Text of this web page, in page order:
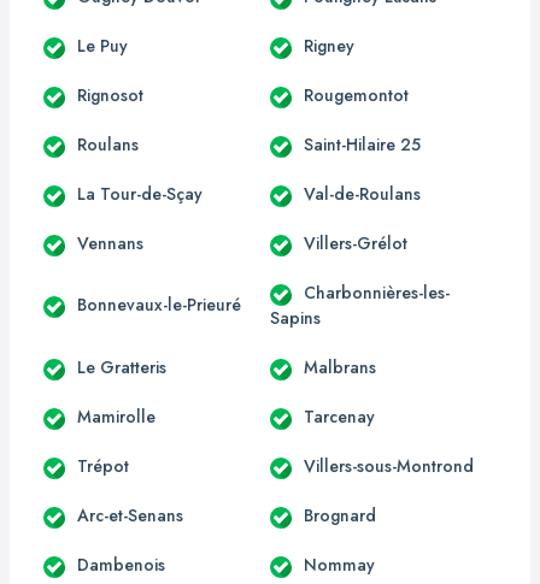
Le Puy Rigney
Rignosot Rougemontot
Roulans Saint-Hilaire 25
La Tour-de-Sçay Val-de-Roulans
Vennans Villers-Grélot
Bonnevaux-le-Prieuré
Charbonnières-les-
Sapins
Le Gratteris Malbrans
Mamirolle Tarcenay
Trépot Villers-sous-Montrond
Arc-et-Senans Brognard
Dambenois Nommay